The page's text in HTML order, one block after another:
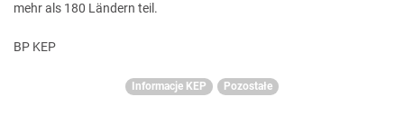
mehr als 180 Ländern teil.
BP KEP
Informacje KEP Pozostałe